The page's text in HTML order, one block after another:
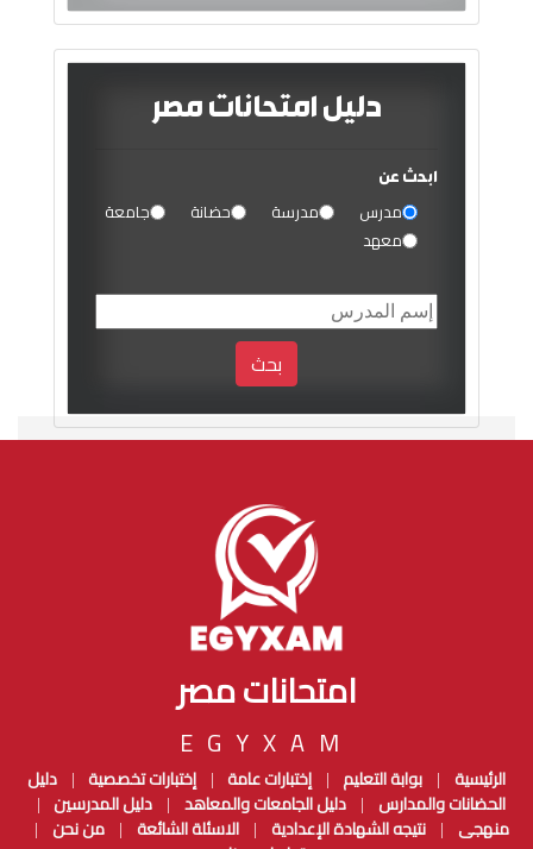
دليل امتحانات مصر
ابحث عن
مدرس مدرسة حضانة
جامعة
معهد
بحث
امتحانات مصر
EGYXAM
الرئيسية بوابة التعليم إختبارات عامة إختبارات تخصصية
دليل
الحضانات والمدارس
دليل الجامعات والمعاهد دليل المدرسين
منهجى |نتيجه الشهادة الإعدادية الاسئلة الشائعة |من نحن